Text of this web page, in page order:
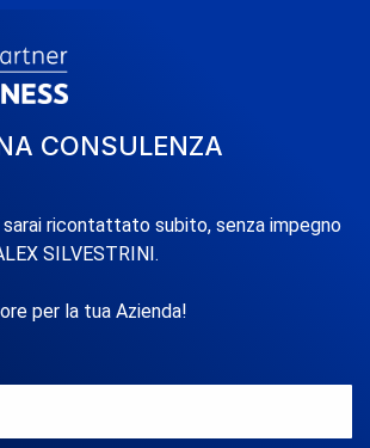
CONSULENZA
sarai ricontattato subito, senza impegno
SILVESTRINI.
per la tua Azienda!